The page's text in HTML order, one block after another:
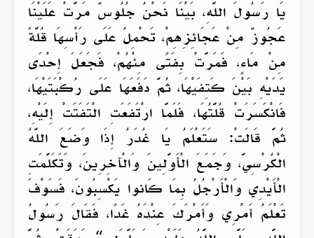
يَا رَسُولَ اللَّهِ، بَيْنَا نَحْنُ جُلُوسٌ مَرَّتْ عَلَيْنَا
عَجُوزٌ مِنْ عَجَائِزِهِمْ، تَحْمِلُ عَلَى رَأْسِهَا قُلَّةً
مِنْ مَاءٍ، فَمَرَّتْ بِفَتًى مِنْهُمْ، فَجَعَلَ إِحْدَى
يَدَيْهِ بَيْنَ كَتِفَيْهَا، ثُمَّ دَفَعَهَا عَلَى رُكْبَتَيْهَا،
فَانْكَسَرَتْ قُلَّتُهَا، فَلَمَّا ارْتَفَعَتِ الْتَفَتَتْ إِلَيْهِ،
ثُمَّ قَالَتْ: سَتَعْلَمُ يَا غُدَرُ إِذَا وَضَعَ اللَّهُ
الْكُرْسِيَّ، وَجَمَعَ الْأَوَّلِينَ وَالْآخِرِينَ، وَتَكَلَّمَتِ
الْأَيْدِي وَالْأَرْجُلُ بِمَا كَانوا يَكْسِبُونَ، فَسَوْفَ
تَعْلَمُ أَمْرِي وَأَمْرَكَ عِنْدَهُ غَدًا، فَقَالَ رَسُولُ